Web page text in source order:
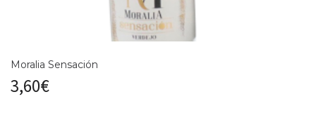
Moralia Sensación
3,60€